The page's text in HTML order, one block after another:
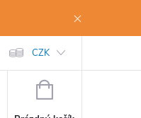
Novinky
CZK
NÁKUPNÍ